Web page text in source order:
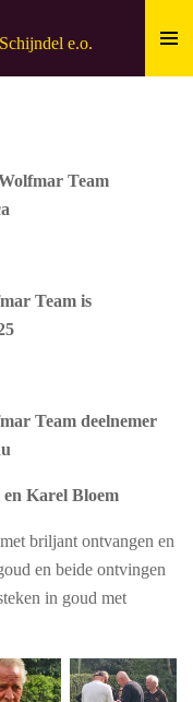
e.o.
Team
Team is
Team deelnemer
Karel Bloem
briljant ontvangen en
en beide ontvingen
in goud met